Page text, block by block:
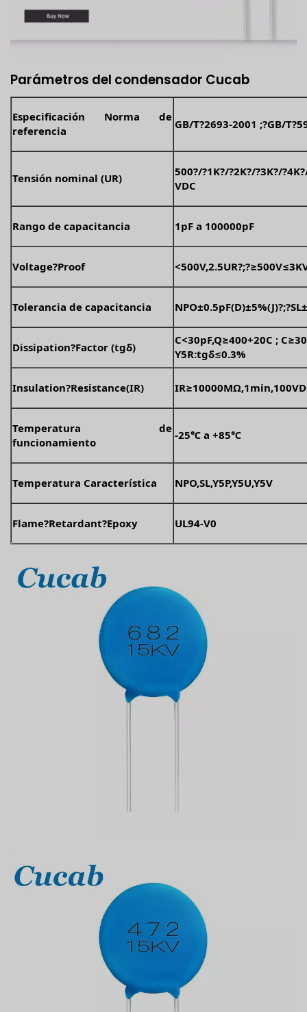
Parámetros del condensador Cucab
Especificación Norma de
referencia
GB/T?2693-2001 ;?GB/
Tensión nominal (UR)
500?/?1K?/?2K?/?3K?/
VDC
Rango de capacitancia 1pF a 100000pF
Voltage?Proof
Tolerancia de capacitancia
Dissipation?Factor (tgδ)
C<30pF,Q≥400+20C ;
Y5R:tgδ≤0.3%
Insulation?Resistance(IR)
Temperatura de
funcionamiento
-25℃ a +85℃
Temperatura Característica NPO,SL,Y5P,Y5U,Y5V
Flame?Retardant?Epoxy UL94-V0